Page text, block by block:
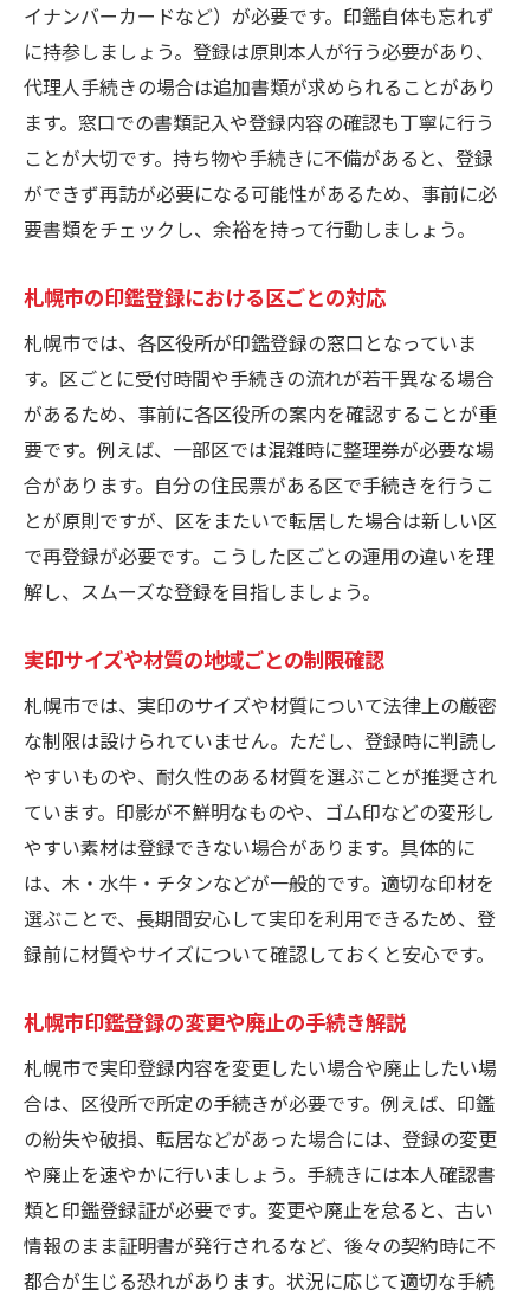
イナンバーカードなど）が必要です。印鑑自体も忘れず
に持参しましょう。登録は原則本人が行う必要があり、
代理人手続きの場合は追加書類が求められることがあり
ます。窓口での書類記入や登録内容の確認も丁寧に行う
ことが大切です。持ち物や手続きに不備があると、登録
ができず再訪が必要になる可能性があるため、事前に必
要書類をチェックし、余裕を持って行動しましょう。
札幌市の印鑑登録における区ごとの対応
札幌市では、各区役所が印鑑登録の窓口となっていま
す。区ごとに受付時間や手続きの流れが若干異なる場合
があるため、事前に各区役所の案内を確認することが重
要です。例えば、一部区では混雑時に整理券が必要な場
合があります。自分の住民票がある区で手続きを行うこ
とが原則ですが、区をまたいで転居した場合は新しい区
で再登録が必要です。こうした区ごとの運用の違いを理
解し、スムーズな登録を目指しましょう。
実印サイズや材質の地域ごとの制限確認
札幌市では、実印のサイズや材質について法律上の厳密
な制限は設けられていません。ただし、登録時に判読し
やすいものや、耐久性のある材質を選ぶことが推奨され
ています。印影が不鮮明なものや、ゴム印などの変形し
やすい素材は登録できない場合があります。具体的に
は、木・水牛・チタンなどが一般的です。適切な印材を
選ぶことで、長期間安心して実印を利用できるため、登
録前に材質やサイズについて確認しておくと安心です。
札幌市印鑑登録の変更や廃止の手続き解説
札幌市で実印登録内容を変更したい場合や廃止したい場
合は、区役所で所定の手続きが必要です。例えば、印鑑
の紛失や破損、転居などがあった場合には、登録の変更
や廃止を速やかに行いましょう。手続きには本人確認書
類と印鑑登録証が必要です。変更や廃止を怠ると、古い
情報のまま証明書が発行されるなど、後々の契約時に不
都合が生じる恐れがあります。状況に応じて適切な手続